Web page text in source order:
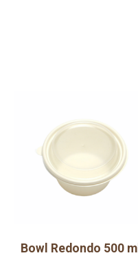
Bowl Redondo 500 ml